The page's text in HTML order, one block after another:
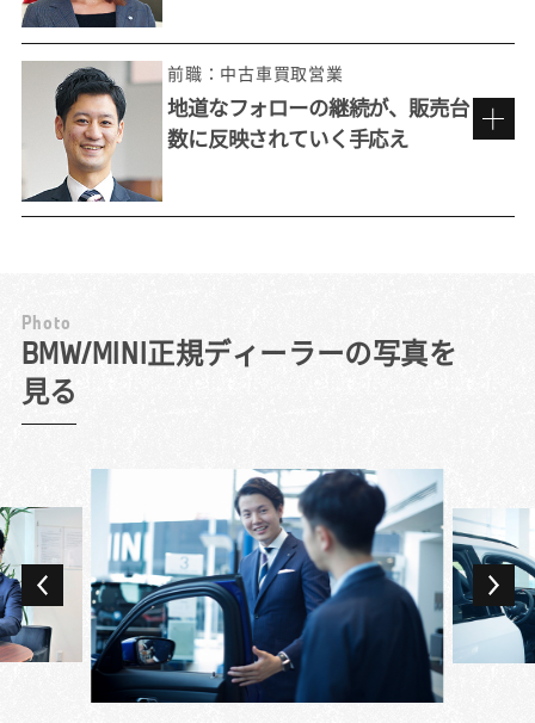
『いつかこんな車に乗りたい』と自分が思え
る車を売りたいと考えて選んだのが、BMW正
その独特の「乗り味」。お客様には積極的に
試乗を勧め、ハンドル操作の応答性や安定感
ある走りを体感していただきます。同乗した
車内は貴重な営業の場でもあり、限られた空
間だからこそ打ち解けて話し、ニーズを深堀
りできることも。ドイツ車、ディーゼルエン
ジン、スポーツタイプなどお客様のこだわり
ごとに多様な競合ブランドがある中で、最終
的にBMWを選んでいただけたときの歓びは大
来店しやすい雰囲気づくりを心がけて。
新人の頃はお客様のご来店があると緊張し
て、こわばった状態で接客していましたが、
それではいつまで経っても関係性が築けない
ことに気づきました。今はフランクに、お客
様が乗られているクルマの気に入っている点
などをお伺いし、話しやすい雰囲気をつくる
前職：中古車買取営業
地道なフォローの継続が、販売台
数に反映されていく手応え
工夫を重ね、お客様との接点を増やす
Photo
BMW/MINI正規ディーラーの写真を
見る